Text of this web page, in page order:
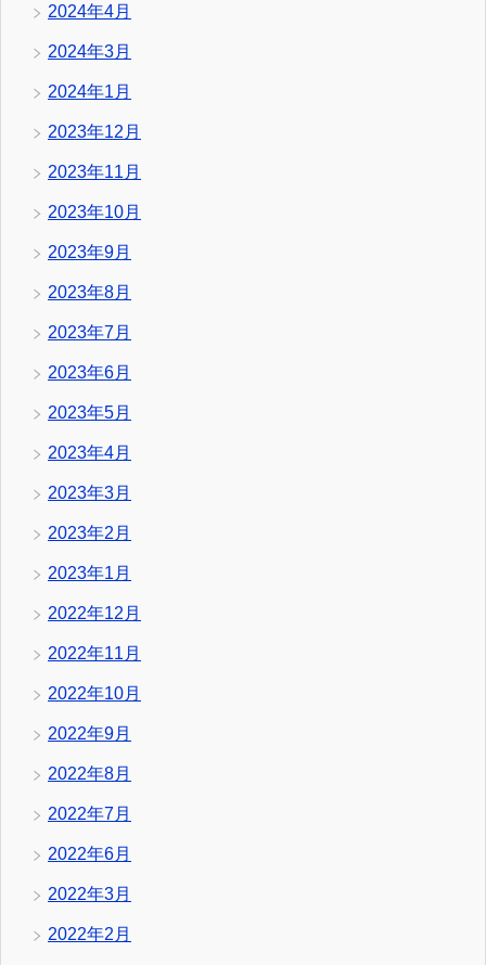
2024年4月
2024年3月
2024年1月
2023年12月
2023年11月
2023年10月
2023年9月
2023年8月
2023年7月
2023年6月
2023年5月
2023年4月
2023年3月
2023年2月
2023年1月
2022年12月
2022年11月
2022年10月
2022年9月
2022年8月
2022年7月
2022年6月
2022年3月
2022年2月